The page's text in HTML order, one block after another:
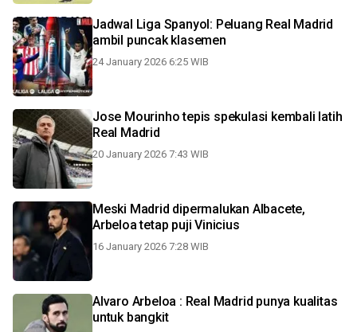
Jadwal Liga Spanyol: Peluang Real Madrid
ambil puncak klasemen
24 January 2026 6:25 WIB
Jose Mourinho tepis spekulasi kembali latih
Real Madrid
20 January 2026 7:43 WIB
Meski Madrid dipermalukan Albacete,
Arbeloa tetap puji Vinicius
16 January 2026 7:28 WIB
Alvaro Arbeloa : Real Madrid punya kualitas
untuk bangkit